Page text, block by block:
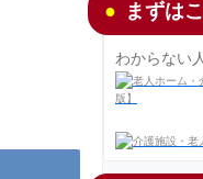
まずは
わからない